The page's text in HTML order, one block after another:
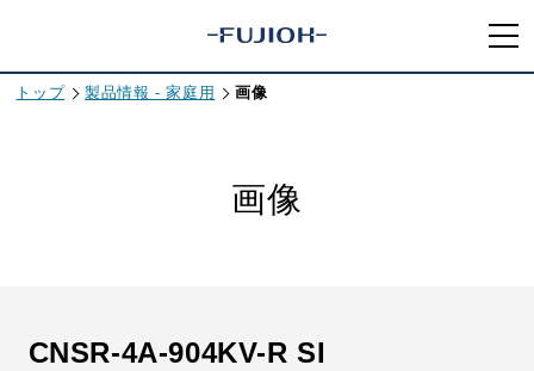
トップ 製品情報 - 家庭用 画像
画像
CNSR-4A-904KV-R SI